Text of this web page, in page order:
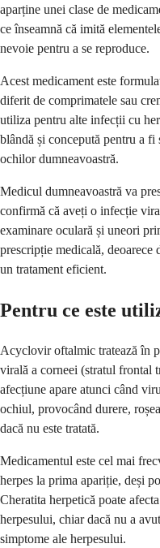
aparține unei clase de
ce înseamnă că imită
nevoie pentru a se reproduce.
Acest medicament este
diferit de comprimatele sau
utiliza pentru alte infecții cu
blândă și concepută pentru a
ochilor dumneavoastră.
Medicul dumneavoastră va
confirmă că aveți o infecție
examinare oculară și uneori
prescripție medicală, deoarece
un tratament eficient.
Pentru ce este
Acyclovir oftalmic tratează în
virală a corneei (stratul frontal
afecțiune apare atunci când
ochiul, provocând durere,
dacă nu este tratată.
Medicamentul este cel mai
herpes la prima apariție, deși
Cheratita herpetică poate
herpesului, chiar dacă nu a
simptome ale herpesului.